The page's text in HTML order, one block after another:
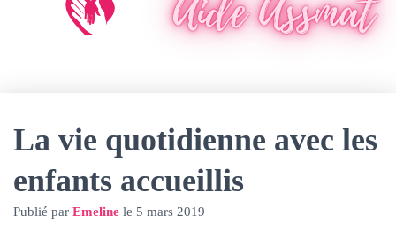
E
R
L
G
La vie quotidienne avec les
enfants accueillis
Publié par Emeline le 5 mars 2019